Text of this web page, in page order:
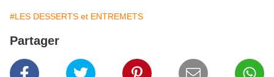
#LES DESSERTS et ENTREMETS
Partager